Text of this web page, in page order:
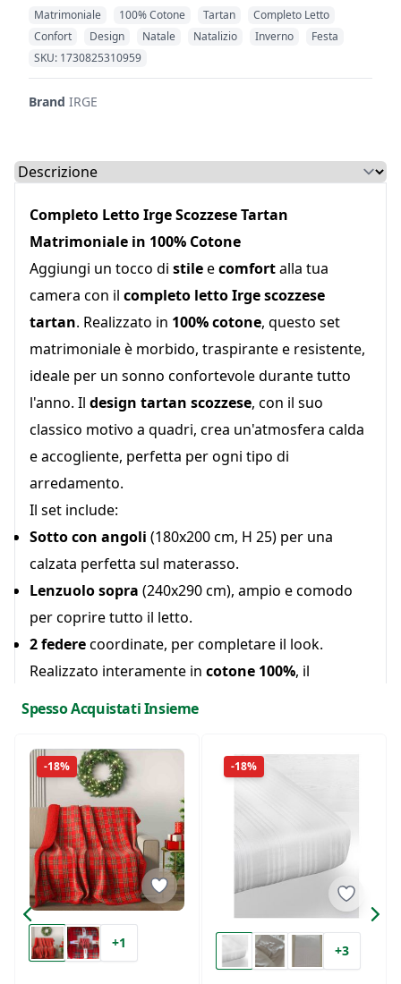
Matrimoniale 100% Cotone Tartan
Completo Letto
Confort
Design Natale Natalizio Inverno Festa
Codici Prodotto
SKU: 1730825310959
Brand IRGE
Select a tab
Completo Letto Irge Scozzese Tartan
Matrimoniale in 100% Cotone
Aggiungi un tocco di stileecomfortalla tua
camera con il completo letto Irge scozzese
tartan. Realizzato in 100% cotone, questo set
matrimoniale è morbido, traspirante e resistente,
ideale per un sonno confortevole durante tutto
l'anno. Il design tartan scozzese, con il suo
classico motivo a quadri, crea un'atmosfera calda
e accogliente, perfetta per ogni tipo di
arredamento.
Il set include:
Sotto con angoli (180x200 cm, H 25) per una
calzata perfetta sul materasso.
Lenzuolo sopra (240x290 cm), ampio e comodo
per coprire tutto il letto.
2 federecoordinate, per completare il look.
Realizzato interamente in cotone 100%, il
sensazione di freschezza e morbidezza ogni
notte.
Spesso Acquistati Insieme
-18%
+1
-18%
+3